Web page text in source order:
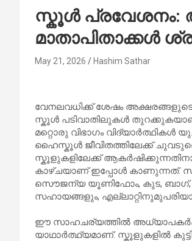
സ്കൂൾ പ്രവേശനം:
മാതാപിതാക്കൾ
May 21, 2026 Hashim Sathar
വേനലവധിക്ക് ശേഷം
സ്കൂൾ പടിവാതിലുകൾ
മറ്റൊരു വിഭാഗം വിദ്യാർത്ഥികൾ
ഹൈസ്കൂൾ ജീവിതത്തിലേക്ക്
സ്കൂളുകളിലേക്ക്
കാഴ്ചയാണ് ഇപ്പോൾ കാണുന്നത്.
സൌജന്യ യൂണിഫോം, കുട, ബാഗ്,
സഹായങ്ങളും,
ഈ സാഹചര്യത്തിൽ
യാഥാർത്ഥ്യമാണ്. സ്കൂളുകളിൽ